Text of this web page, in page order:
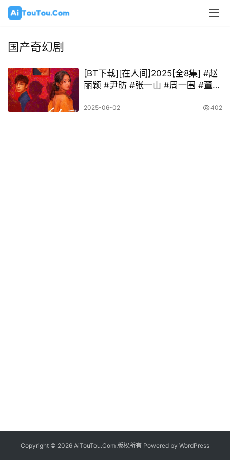
国产奇幻剧
[BT下载][在人间]2025[全8集] #赵
丽颖 #尹昉 #张一山 #周一围 #董子
2025-06-02 402
Copyright © 2026 AiTouTou.Com 版权所有 Powered by WordPress